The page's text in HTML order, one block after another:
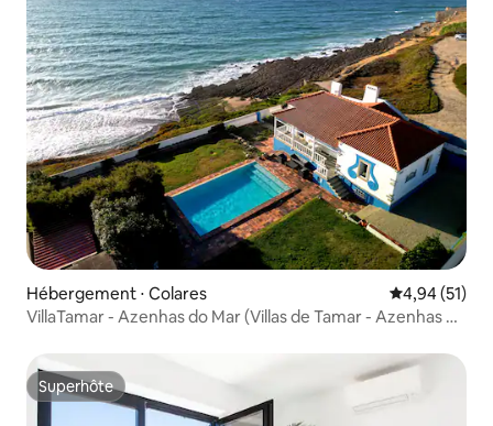
Hébergement ⋅ Colares Évaluation
4,94 (51)
VillaTamar - Azenhas do Mar (Villas de Tamar - Azenhas do
Superhôte
Superhôte